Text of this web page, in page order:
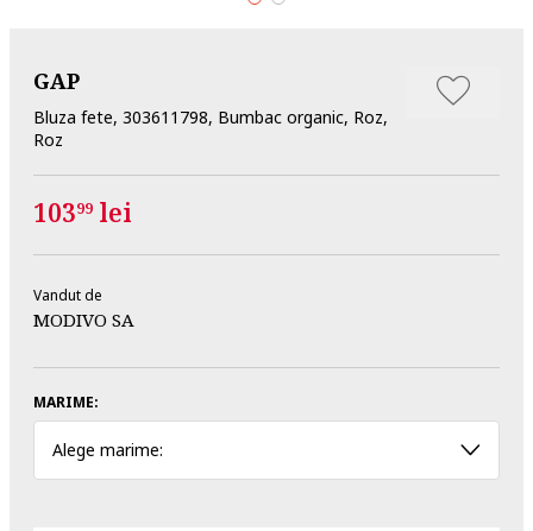
GAP
Bluza fete, 303611798, Bumbac organic, Roz,
Roz
10399 lei
Vandut de
MODIVO SA
MARIME:
Alege marime: